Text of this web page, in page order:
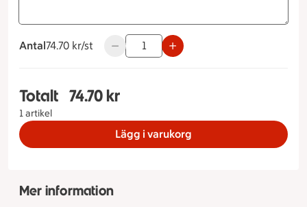
Antal
74.70 kronor styck
74.70 kr/st Använd knapparna för att minska eller
Totalt
1 artikel
Totalt 1 stycken Kycklinggryta m Ris, 74.70
74.70 kr
Lägg i varukorg
Mer information